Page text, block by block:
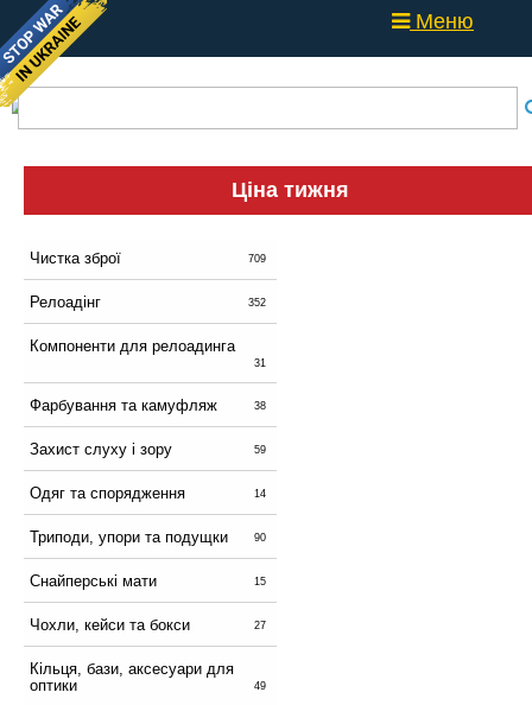
Меню
Ціна тижня
Чистка зброї 709
Релоадінг 352
Компоненти для релоадинга
31
Фарбування та камуфляж 38
Захист слуху і зору 59
Одяг та спорядження 14
Триподи, упори та подущки 90
Снайперські мати 15
Чохли, кейси та бокси 27
Кільця, бази, аксесуари для
оптики
49